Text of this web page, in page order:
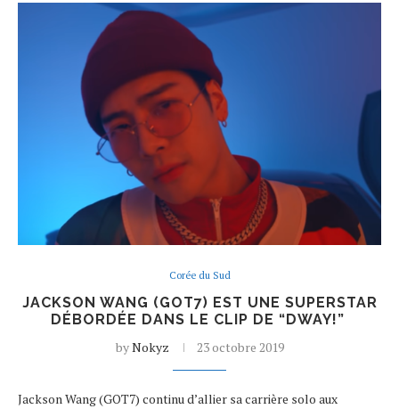
Corée du Sud
JACKSON WANG (GOT7) EST UNE SUPERSTAR
DÉBORDÉE DANS LE CLIP DE “DWAY!”
byNokyz 23 octobre 2019
Jackson Wang (GOT7) continu d’allier sa carrière solo aux